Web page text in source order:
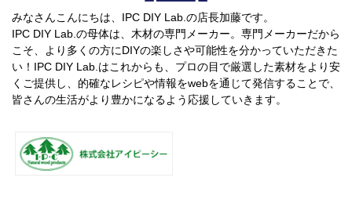
みなさんこんにちは、IPC DIY Lab.の店長加藤です。
IPC DIY Lab.の母体は、木材の専門メーカー。専門メーカーだから
こそ、より多くの方にDIYの楽しさや可能性を分かっていただきた
い！IPC DIY Lab.はこれからも、プロの目で厳選した素材をより安
くご提供し、的確なレシピや情報をwebを通じて発信することで、
皆さんの生活がより豊かになるよう応援していきます。